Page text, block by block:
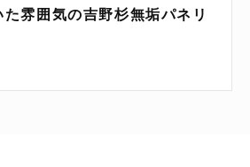
雰囲気の吉野杉無垢パネリ